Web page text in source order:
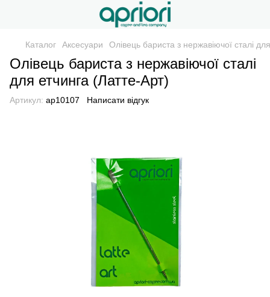
Каталог Аксесуари Олівець бариста з нержавіючої сталі
Олівець бариста з нержавіючої сталі
для етчинга (Латте-Арт)
Артикул: ap10107 Написати відгук